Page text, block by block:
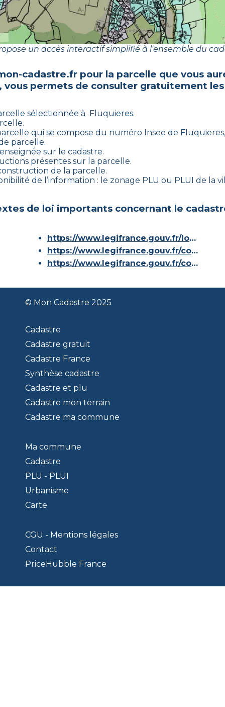
un accès interactif simplifié à l'ensemble du
cadastre.fr pour la parcelle que vous
vous permets de consulter gratuitement
sélectionnée à Fluquieres.
qui se compose du numéro Insee de Fluquieres
parcelle.
sur le cadastre.
présentes sur la parcelle.
de la parcelle.
de l’information : le zonage PLU ou PLUI de la
de loi importants concernant le
https://www.legifrance.gouv.fr/loda/id/JORFTEXT000000686267/
https://www.legifrance.gouv.fr/codes/article_lc/LEGIARTI000036588629/
https://www.legifrance.gouv.fr/codes/id/LEGISCTA000006180153/
© Mon Cadastre 2025
Cadastre
Cadastre gratuit
Cadastre France
Synthèse cadastre
Cadastre et plu
Cadastre mon terrain
Cadastre ma commune
Ma commune
Cadastre
PLU - PLUI
Urbanisme
Carte
CGU - Mentions légales
Contact
PriceHubble France